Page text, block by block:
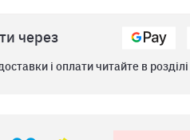
через
і оплати читайте в розділі